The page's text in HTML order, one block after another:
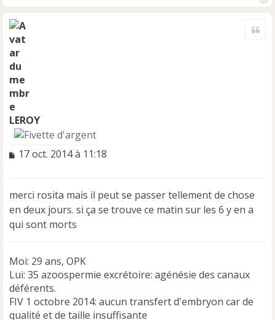
LEROY
M
a
g
e
n
l
u
17 oct. 2014 à 11:18
merci rosita mais il peut se passer tellement de chose
en deux jours. si ça se trouve ce matin sur les 6 y en a
qui sont morts
Moi: 29 ans, OPK
Lui: 35 azoospermie excrétoire: agénésie des canaux
déférents.
FIV 1 octobre 2014: aucun transfert d'embryon car de
qualité et de taille insuffisante